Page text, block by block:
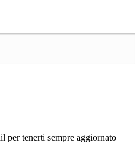
per tenerti sempre aggiornato